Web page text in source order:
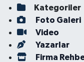
Kategoriler
Foto Galeri
Video
Yazarlar
Firma